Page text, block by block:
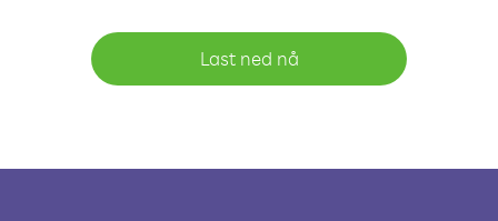
Last ned nå